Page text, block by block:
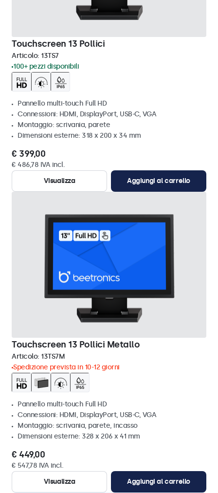
Touchscreen 13 Pollici
Articolo: 13TS7
100+ pezzi disponibili
Pannello multi-touch Full HD
Connessioni: HDMI, DisplayPort, USB-C, VGA
Montaggio: scrivania, parete
Dimensioni esterne: 318 x 200 x 34 mm
€ 399,00
€ 486,78 IVA incl.
Visualizza
Aggiungi al carrello
Touchscreen 13 Pollici Metallo
Articolo: 13TS7M
Spedizione prevista in 10-12 giorni
Pannello multi-touch Full HD
Connessioni: HDMI, DisplayPort, USB-C, VGA
Montaggio: scrivania, parete, incasso
Dimensioni esterne: 328 x 206 x 41 mm
€ 449,00
€ 547,78 IVA incl.
Visualizza
Aggiungi al carrello